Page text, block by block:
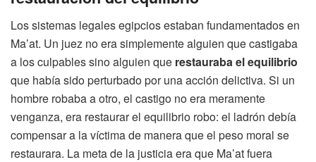
Los sistemas legales egipcios estaban fundamentados en
Ma’at. Un juez no era simplemente alguien que castigaba
a los culpables sino alguien que restauraba el equilibrio
que había sido perturbado por una acción delictiva. Si un
hombre robaba a otro, el castigo no era meramente
venganza, era restaurar el equilibrio robo: el ladrón debía
compensar a la víctima de manera que el peso moral se
restaurara. La meta de la justicia era que Ma’at fuera